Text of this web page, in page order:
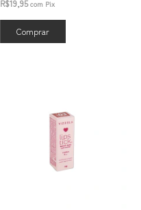
R$19,95com Pix